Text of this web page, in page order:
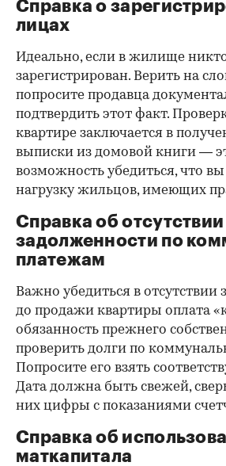
Справка о
лицах
Идеально, если в жилище
зарегистрирован. Верить на
попросите продавца
подтвердить этот факт.
квартире заключается в
выписки из домовой книги —
возможность убедиться, что
нагрузку жильцов, имеющих
Справка об отсутствии
задолженности по
платежам
Важно убедиться в отсутствии
до продажи квартиры оплата
обязанность прежнего
проверить долги по
Попросите его взять
Дата должна быть свежей,
них цифры с показаниями
Справка об
маткапитала